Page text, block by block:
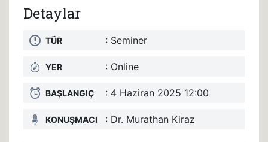
Detaylar
TÜR : Seminer
YER : Online
BAŞLANGIÇ : 4 Haziran 2025 12:00
KONUŞMACI : Dr. Murathan Kiraz